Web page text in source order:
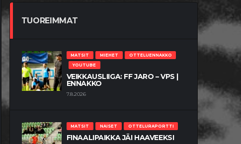
TUOREIMMAT
MATSIT MIEHET
OTTELUENNAKKO
YOUTUBE
VEIKKAUSLIIGA: FF JARO – VPS |
ENNAKKO
7.8.2026
MATSIT NAISET OTTELURAPORTTI
FINAALIPAIKKA JÄI HAAVEEKSI